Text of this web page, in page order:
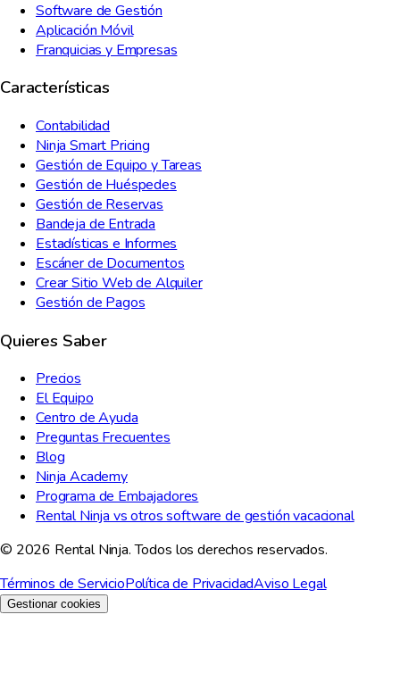
Software de Gestión
Aplicación Móvil
Franquicias y Empresas
Características
Contabilidad
Ninja Smart Pricing
Gestión de Equipo y Tareas
Gestión de Huéspedes
Gestión de Reservas
Bandeja de Entrada
Estadísticas e Informes
Escáner de Documentos
Crear Sitio Web de Alquiler
Gestión de Pagos
Quieres Saber
Precios
El Equipo
Centro de Ayuda
Preguntas Frecuentes
Blog
Ninja Academy
Programa de Embajadores
Rental Ninja vs otros software de gestión vacacional
© 2026 Rental Ninja. Todos los derechos reservados.
Términos de ServicioPolítica de PrivacidadAviso Legal
Gestionar cookies